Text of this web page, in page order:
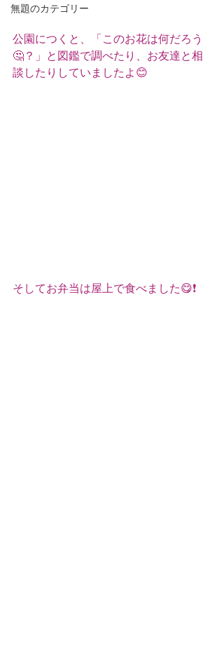
無題のカテゴリー
公園につくと、「このお花は何だろう
🤔？」と図鑑で調べたり、お友達と相
談したりしていましたよ😊
そしてお弁当は屋上で食べました😋❗